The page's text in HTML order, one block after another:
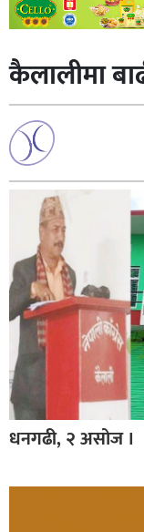
कैलालीमा
धनगढी, २ असोज ।